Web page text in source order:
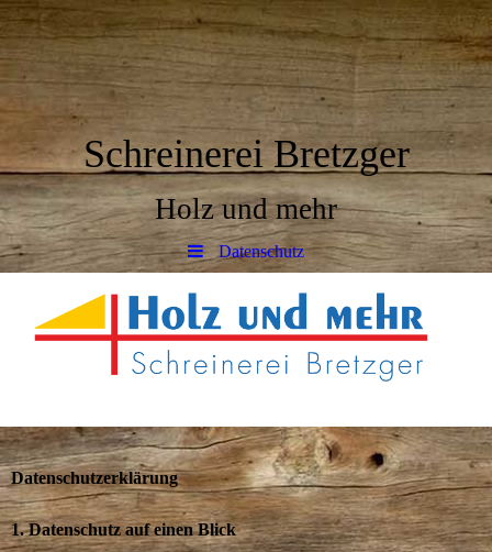
Schreinerei Bretzger
Holz und mehr
Datenschutz
Datenschutzerklärung
1. Datenschutz auf einen Blick